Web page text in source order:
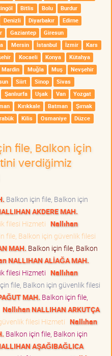
Bitlis Bolu
Burdur
Denizli Diyarbakır
Edirne
Gaziantep
Giresun
Mersin İstanbul İzmir
Kars
Kocaeli Konya
Kütahya
Mardin Muğla Muş
Nevşehir
Siirt Sinop
Sivas
Şanlıurfa Uşak Van
Yozgat
Kırıkkale Batman
Şırnak
Kilis Osmaniye Düzce
file, Balkon için
verdiğimiz
Balkon için file, Balkon için
AKDERE MAH.
filesi Hizmeti Nallıhan
file, Balkon için güvenlik filesi
MAH. Balkon için file, Balkon
NALLIHAN ALİAĞA MAH.
filesi Hizmeti Nallıhan
file, Balkon için güvenlik filesi
MAH. Balkon için file,
Nallıhan NALLIHAN ARKUTÇA
filesi Hizmeti Nallıhan
Balkon için file, Balkon için
AŞAĞIBAĞLICA